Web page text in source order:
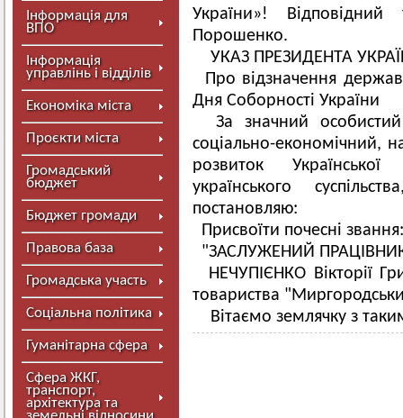
Інформація для
ВПО
Інформація
управлінь і відділів
Економіка міста
Проєкти міста
Громадський
бюджет
Бюджет громади
Правова база
Громадська участь
Соціальна політика
Гуманітарна сфера
Сфера ЖКГ,
транспорт,
архітектура та
України»!
Порошенко.
УКАЗ ПРЕЗИДЕНТА
Про відзначення
Дня Соборності України
За значний
соціально-економічний,
розвиток
українського
постановляю:
Присвоїти почесні звання:
"ЗАСЛУЖЕНИЙ
НЕЧУПІЄНКО Вікторії
товариства
Вітаємо землячку з